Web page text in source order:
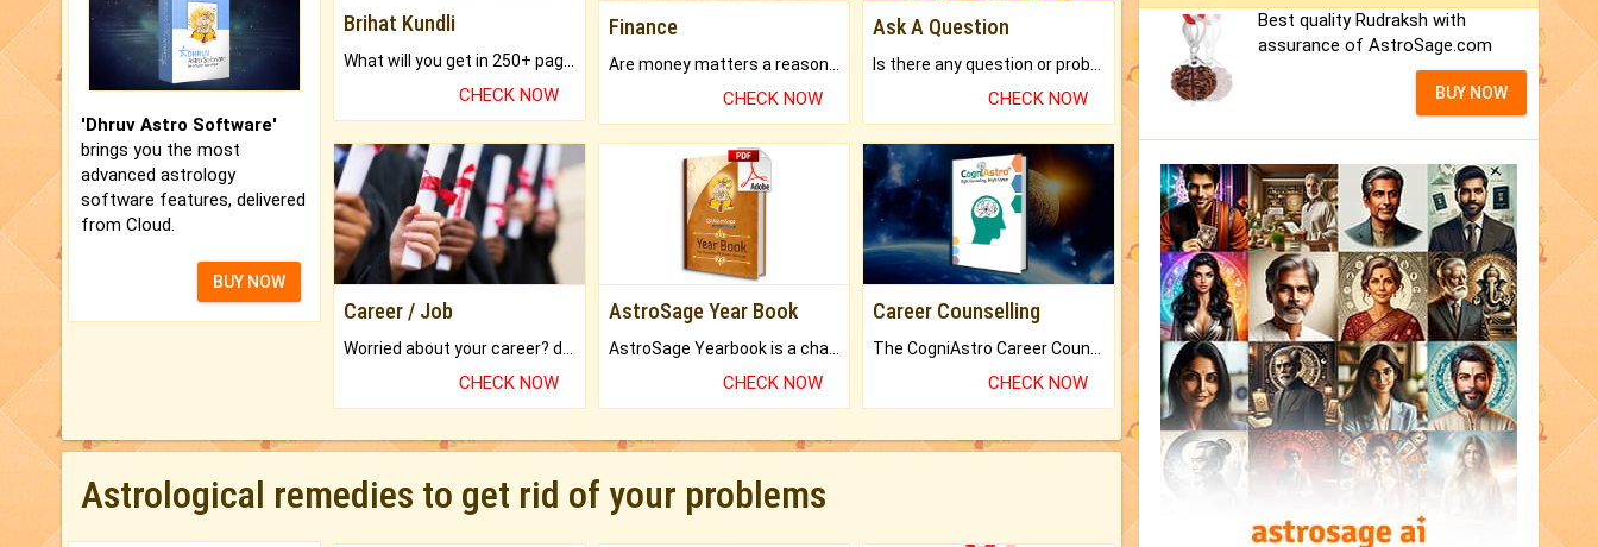
'Dhruv Astro Software'
brings you the most
advanced astrology
software features, delivered
from Cloud.
BUY NOW
Brihat Kundli
CHECK NOW
Finance
CHECK NOW
Ask A Question
CHECK NOW
Career / Job
CHECK NOW
AstroSage Year Book
CHECK NOW
Career Counselling
CHECK NOW
Astrological remedies to get rid of your problems
Best quality Rudraksh with
assurance of AstroSage.com
BUY NOW